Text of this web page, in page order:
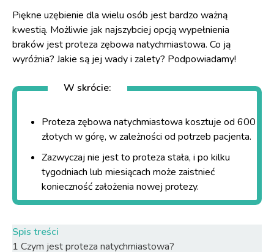
Piękne uzębienie dla wielu osób jest bardzo ważną
kwestią. Możliwie jak najszybciej opcją wypełnienia
braków jest proteza zębowa natychmiastowa. Co ją
wyróżnia? Jakie są jej wady i zalety? Podpowiadamy!
W skrócie:
Proteza zębowa natychmiastowa kosztuje od 600
złotych w górę, w zależności od potrzeb pacjenta.
Zazwyczaj nie jest to proteza stała, i po kilku
tygodniach lub miesiącach może zaistnieć
konieczność założenia nowej protezy.
Spis treści
1 Czym jest proteza natychmiastowa?